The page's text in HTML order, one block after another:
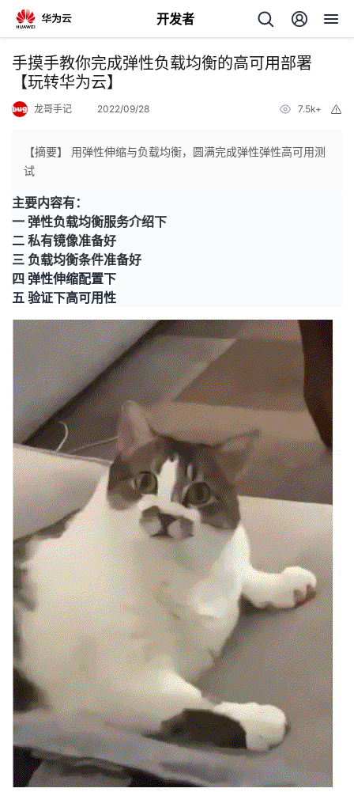
开发者
返
回
人
主
页
我
的
开
发
者
我
的
博
客
我
的
论
坛
我
的
圈
子
我
的
直
播
我
的
活
动
我
的
关
注
我
的
开
发
我
的
Programs
我
的
手摸手教你完成弹性负载均衡的高可用部署
【玩转华为云】
龙哥手记 2022/09/28 7.5k+
【摘要】 用弹性伸缩与负载均衡，圆满完成弹性弹性高可用测
试
主要内容有：
一 弹性负载均衡服务介绍下
二 私有镜像准备好
三 负载均衡条件准备好
四 弹性伸缩配置下
五 验证下高可用性